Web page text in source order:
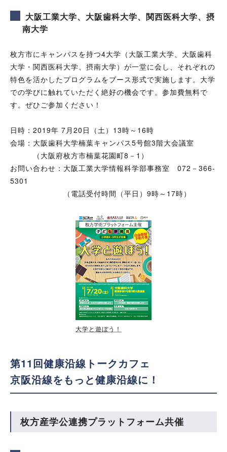
大阪工業大学、大阪歯科大学、関西医科大学、摂
南大学
大学と遊ぼう！
枚方市にキャンパスを持つ4大学（大阪工業大学、大阪歯科
大学・関西医科大学、摂南大学）が一堂に会し、それぞれの
特色を活かしたプログラムをブース形式で実施します。大学
での学びに触れていただく絶好の機会です。参加費無料で
す。ぜひご参加ください！
日時：2019年 7月20日（土）13時～16時
会場：大阪歯科大学楠葉キャンパス5号館3階大会議室
（大阪府枚方市楠葉花園町8－1）
お問い合わせ：大阪工業大学情報科学部事務室 072－366-
5301
（電話受付時間（平日）9時～17時）
第11回健康沿線トークカフェ
京阪沿線をもっと健康沿線に！
枚方産学公連携プラットフォーム共催